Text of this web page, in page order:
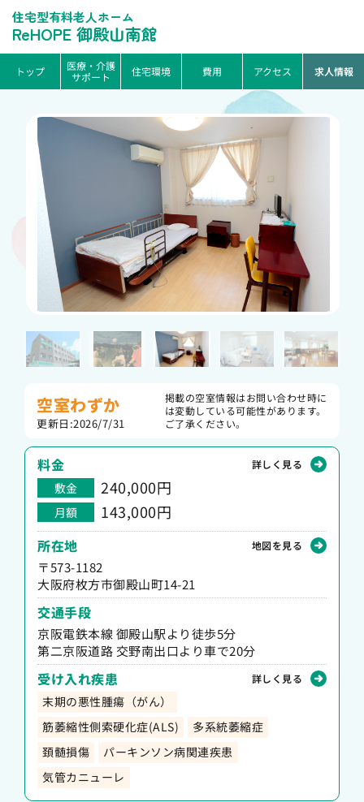
住宅型有料老人ホーム
ReHOPE 御殿山南館
トップ
医療・介護
サポート
住宅環境 費用 アクセス 求人情報
空室わずか
更新日:2026/7/31
掲載の空室情報はお問い合わせ時に
は変動している可能性があります。
ご了承ください。
料金 詳しく見る
敷金 240,000円
月額 143,000円
所在地 地図を見る
〒573-1182
大阪府枚方市御殿山町14-21
交通手段
京阪電鉄本線 御殿山駅より徒歩5分
第二京阪道路 交野南出口より車で20分
受け入れ疾患 詳しく見る
末期の悪性腫瘍（がん）
筋萎縮性側索硬化症(ALS)
多系統萎縮症
頚髄損傷
パーキンソン病関連疾患
気管カニューレ